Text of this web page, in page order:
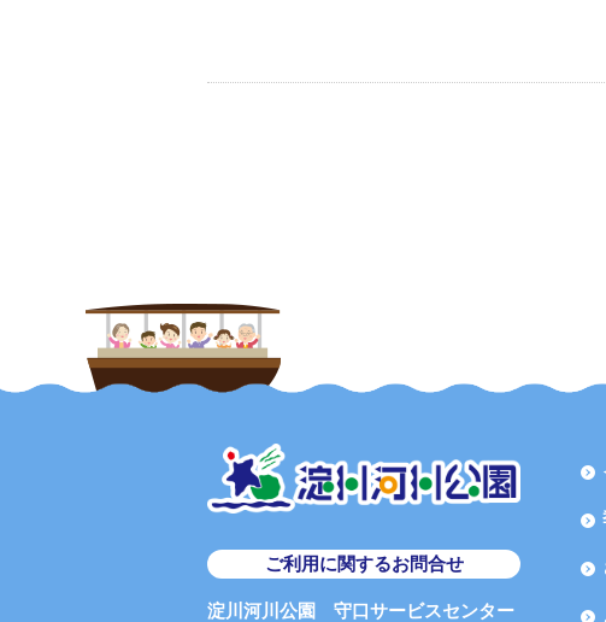
ご利用に関するお問合せ
淀川河川公園 守口サービスセンター